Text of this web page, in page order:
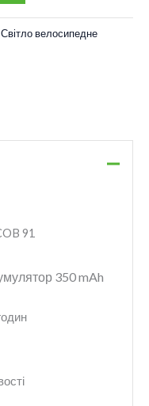
Світло велосипедне
91
350 mAh